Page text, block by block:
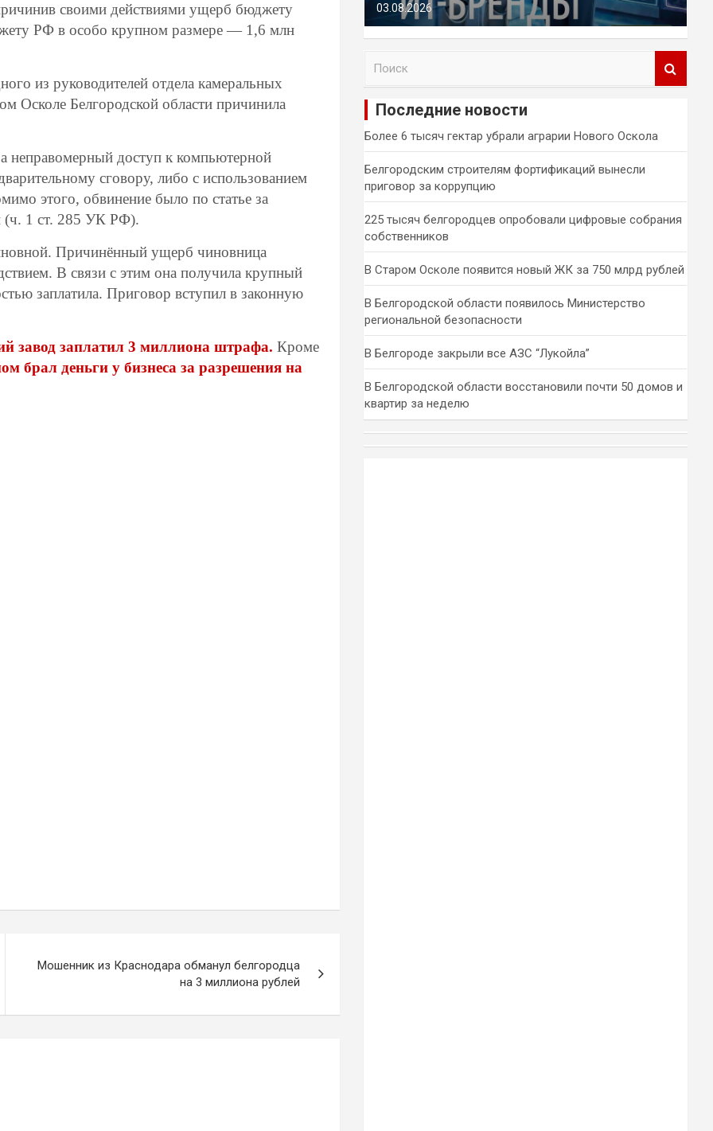
своими действиями ущерб бюджету
РФ в особо крупном размере — 1,6 млн
из руководителей отдела камеральных
Белгородской области причинила
неправомерный доступ к компьютерной
сговору, либо с использованием
этого, обвинение было по статье за
(ч. 1 ст. 285 УК РФ).
Причинённый ущерб чиновница
В связи с этим она получила крупный
заплатила. Приговор вступил в законную
завод заплатил 3 миллиона штрафа. Кроме
брал деньги у бизнеса за разрешения на
Мошенник из Краснодара обманул белгородца
на 3 миллиона рублей
03.08.2026
и
Последние новости
Более 6 тысяч гектар убрали аграрии Нового Оскола
Белгородским строителям фортификаций вынесли
приговор за коррупцию
225 тысяч белгородцев опробовали цифровые собрания
собственников
В Старом Осколе появится новый ЖК за 750 млрд рублей
В Белгородской области появилось Министерство
региональной безопасности
В Белгороде закрыли все АЗС “Лукойла”
В Белгородской области восстановили почти 50 домов и
квартир за неделю